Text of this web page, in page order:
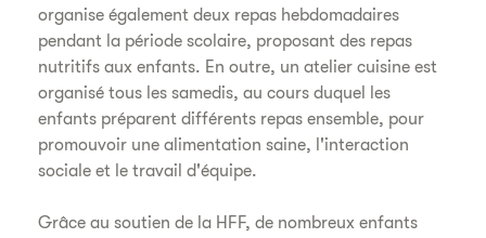
organise également deux repas hebdomadaires
pendant la période scolaire, proposant des repas
nutritifs aux enfants. En outre, un atelier cuisine est
organisé tous les samedis, au cours duquel les
enfants préparent différents repas ensemble, pour
promouvoir une alimentation saine, l'interaction
sociale et le travail d'équipe.
Grâce au soutien de la HFF, de nombreux enfants